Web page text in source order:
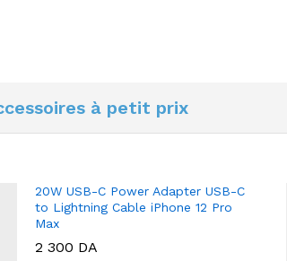
à petit prix
20W USB-C Power Adapter USB-C
to Lightning Cable iPhone 12 Pro
Max
2 300 DA